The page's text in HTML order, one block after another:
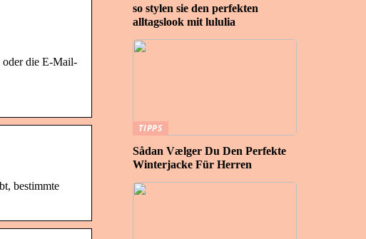
oder die E-Mail-
bestimmte
so stylen sie den perfekten
alltagslook mit lululia
TIPPS
Sådan Vælger Du Den Perfekte
Winterjacke Für Herren